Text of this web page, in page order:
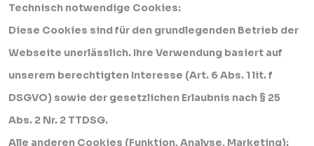
Technisch notwendige Cookies:
Diese Cookies sind für den grundlegenden Betrieb der
Webseite unerlässlich. Ihre Verwendung basiert auf
unserem berechtigten Interesse (Art. 6 Abs. 1 lit. f
DSGVO) sowie der gesetzlichen Erlaubnis nach § 25
Abs. 2 Nr. 2 TTDSG.
Alle anderen Cookies (Funktion, Analyse, Marketing):